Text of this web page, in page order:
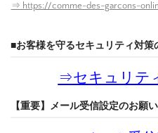
⇒ https://comme-des-garcons-
■お客様を守るセキュリティ対策
⇒セキュリテ
【重要】メール受信設定のお願い